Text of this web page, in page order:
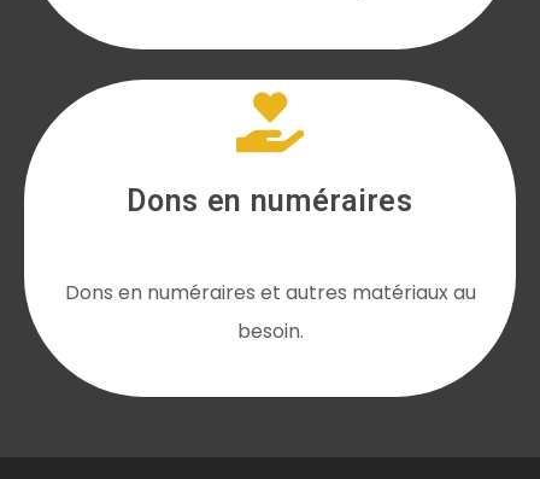
Dons en numéraires
Dons en numéraires et autres matériaux au
besoin.